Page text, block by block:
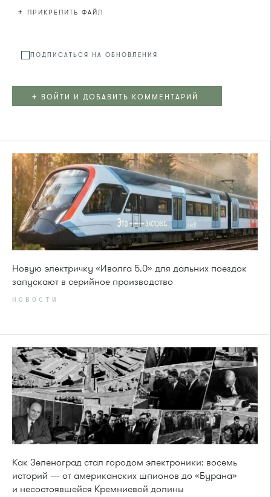
+ ПРИКРЕПИТЬ ФАЙЛ
ПОДПИСАТЬСЯ НА ОБНОВЛЕНИЯ
+ ВОЙТИ И ДОБАВИТЬ КОММЕНТАРИЙ
Новую электричку «Иволга 5.0» для дальних поездок
запускают в серийное производство
НОВОСТИ
Как Зеленоград стал городом электроники: восемь
историй — от американских шпионов до «Бурана»
и несостоявшейся Кремниевой долины